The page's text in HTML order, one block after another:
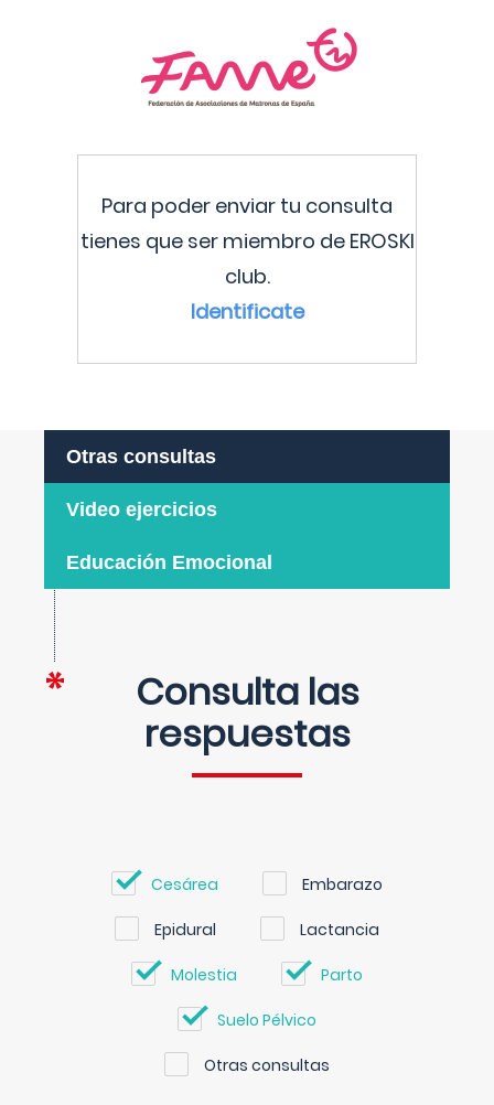
Para poder enviar tu consulta
tienes que ser miembro de EROSKI
club.
Identificate
Otras consultas
Video ejercicios
Educación Emocional
Consulta las
respuestas
Cesárea Embarazo
Epidural Lactancia
Molestia Parto
Suelo Pélvico
Otras consultas